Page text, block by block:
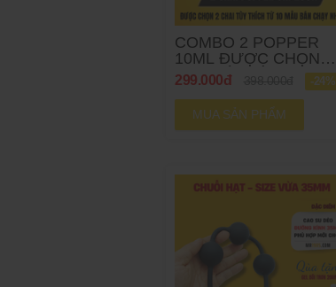
COMBO 2 POPPER
10ML ĐƯỢC CHỌN
THEO Ý THÍCH
299.000đ -24%
MUA SẢN PHẨM